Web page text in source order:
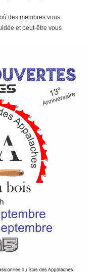
des membres vous
et peut-être vous